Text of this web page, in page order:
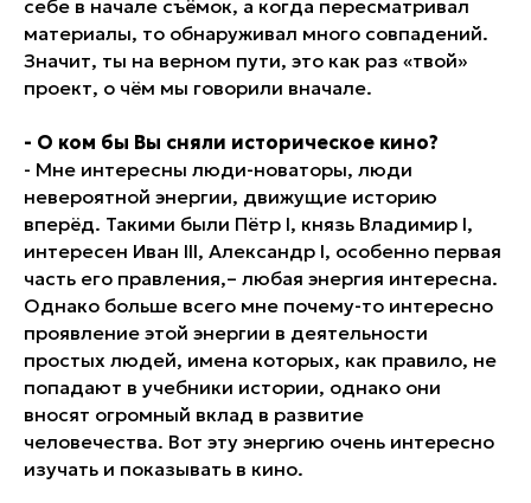
себе в начале съёмок, а когда пересматривал
материалы, то обнаруживал много совпадений.
Значит, ты на верном пути, это как раз «твой»
проект, о чём мы говорили вначале.
- О ком бы Вы сняли историческое кино?
- Мне интересны люди-новаторы, люди
невероятной энергии, движущие историю
вперёд. Такими были Пётр I, князь Владимир I,
интересен Иван III, Александр I, особенно первая
часть его правления,– любая энергия интересна.
Однако больше всего мне почему-то интересно
проявление этой энергии в деятельности
простых людей, имена которых, как правило, не
попадают в учебники истории, однако они
вносят огромный вклад в развитие
человечества. Вот эту энергию очень интересно
изучать и показывать в кино.